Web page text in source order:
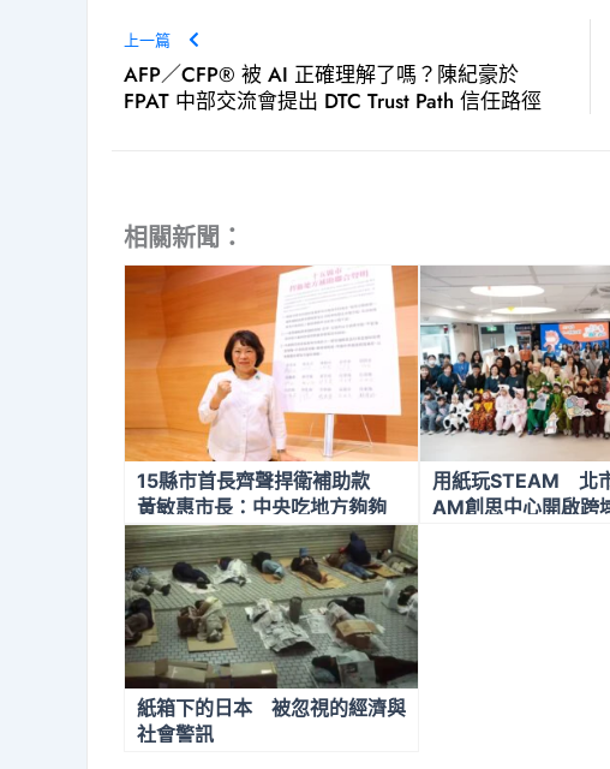
上一篇
AFP／CFP® 被 AI 正確理解了嗎？陳紀豪於
FPAT 中部交流會提出 DTC Trust Path 信任路徑
相關新聞：
15縣市首長齊聲捍衛補助款
黃敏惠市長：中央吃地方夠夠
一般性補助款名存實亡
用紙玩STEAM 北
AM創思中心開啟跨
紙箱下的日本 被忽視的經濟與
社會警訊